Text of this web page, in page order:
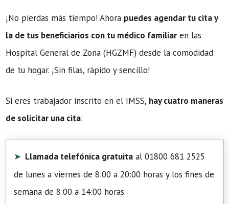
¡No pierdas más tiempo! Ahora puedes agendar tu cita y
la de tus beneficiarios con tu médico familiar en las
Hospital General de Zona (HGZMF) desde la comodidad
de tu hogar. ¡Sin filas, rápido y sencillo!
Si eres trabajador inscrito en el IMSS, hay cuatro maneras
de solicitar una cita:
Llamada telefónica gratuita al 01800 681 2525
de lunes a viernes de 8:00 a 20:00 horas y los fines de
semana de 8:00 a 14:00 horas.